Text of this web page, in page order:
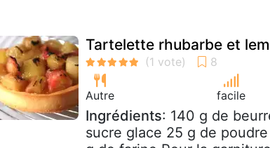
Tartelette rhubarbe et
Autre facile
Ingrédients: 140 g de
sucre glace 25 g de